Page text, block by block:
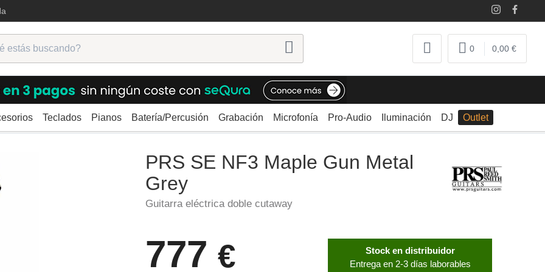
0 0,00 €
Teclados Pianos Batería/Percusión Grabación Microfonía Pro-Audio Iluminación DJ Outlet
Double Cutaway PRS SE NF3 Maple Gun Metal Grey
PRS SE NF3 Maple Gun Metal
Grey
Guitarra eléctrica doble cutaway
777 €
Stock en distribuidor
Entrega en 2-3 días laborables